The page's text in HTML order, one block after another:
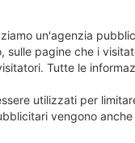
un'agenzia
sulle pagine che i
Tutte le
utilizzati per
vengono